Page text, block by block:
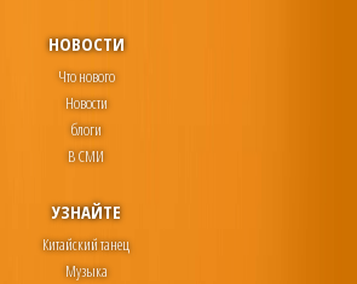
НОВОСТИ
Что нового
Новости
блоги
В СМИ
УЗНАЙТЕ
Китайский танец
Музыка